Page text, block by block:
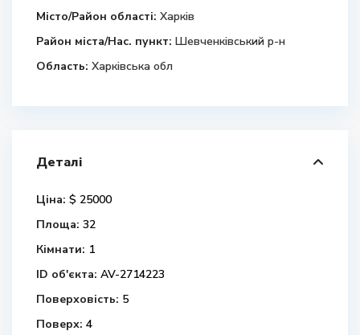
Місто/Район області: Харків
Район міста/Нас. пункт: Шевченківський р-н
Область: Харківська обл
Деталі
Ціна: $ 25000
Площа: 32
Кімнати: 1
ID об'єкта: AV-2714223
Поверховість: 5
Поверх: 4